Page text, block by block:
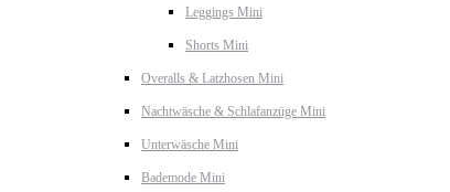
Leggings Mini
Shorts Mini
Overalls & Latzhosen Mini
Nachtwäsche & Schlafanzüge Mini
Unterwäsche Mini
Bademode Mini